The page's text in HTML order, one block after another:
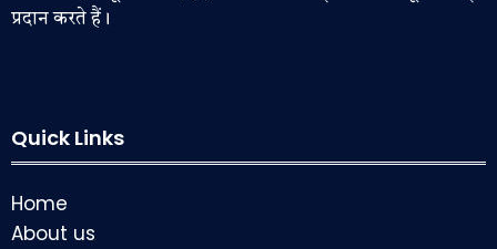
प्रदान करते हैं।
Quick Links
Home
About us